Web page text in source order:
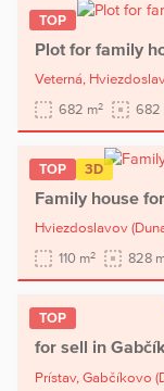
TOP
Plot for family
Veterná,
682 m2 682
TOP 3D
Family house
Hviezdoslavov
110 m2 828
TOP
for sell in
Prístav, Gabčíkovo